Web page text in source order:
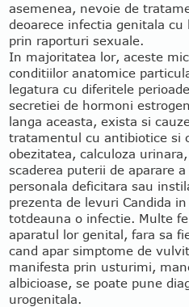
asemenea, nevoie de
deoarece infectia genitala
prin raporturi sexuale.
In majoritatea lor, aceste
conditiilor anatomice
legatura cu diferitele
secretiei de hormoni
langa aceasta, exista si
tratamentul cu antibiotice si
obezitatea, calculoza
scaderea puterii de aparare
personala deficitara sau
prezenta de levuri Candida
totdeauna o infectie. Multe
aparatul lor genital, fara sa
cand apar simptome de
manifesta prin usturimi,
albicioase, se poate pune
urogenitala.